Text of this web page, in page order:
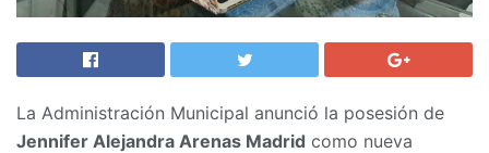
La Administración Municipal anunció la posesión de
Jennifer Alejandra Arenas Madrid como nueva